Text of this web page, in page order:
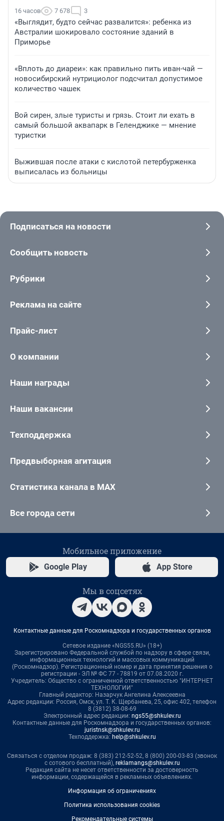
16 часов 7 678 3
«Выглядит, будто сейчас развалится»: ребенка из
Австралии шокировало состояние зданий в
Приморье
«Вплоть до диареи»: как правильно пить иван-чай —
новосибирский нутрициолог подсчитал допустимое
количество чашек
Вой сирен, злые туристы и грязь. Стоит ли ехать в
самый большой аквапарк в Геленджике — мнение
туристки
Выжившая после атаки с кислотой петербурженка
выписалась из больницы
Подписаться на новости
Сообщить новость
Рубрики
Реклама на сайте
Прайс-лист
О компании
Наши награды
Наши вакансии
Техподдержка
Предвыборная агитация
Статистика канала в MAX
Все города сети
Мобильное приложение
Google Play App Store
Мы в соцсетях
Контактные данные для Роскомнадзора и государственных органов
Сетевое издание «NGS55.RU» (18+)
Зарегистрировано Федеральной службой по надзору в сфере связи,
информационных технологий и массовых коммуникаций
(Роскомнадзор). Регистрационный номер и дата принятия решения о
регистрации - ЭЛ № ФС 77 - 78819 от 07.08.2020 г.
Учредитель: Общество с ограниченной ответственностью "ИНТЕРНЕТ
ТЕХНОЛОГИИ"
Главный редактор: Назарчук Ангелина Алексеевна
Адрес редакции: Россия, Омск, ул. Т. К. Щербанева, 25, офис 402, телефон
8 (3812) 38-08-69
Электронный адрес редакции: ngs55@shkulev.ru
Контактные данные для Роскомнадзора и государственных органов:
juristnsk@shkulev.ru
Техподдержка: help@shkulev.ru
Связаться с отделом продаж: 8 (383) 212-52-52, 8 (800) 200-03-83 (звонок
с сотового бесплатный), reklamangs@shkulev.ru
Редакция сайта не несет ответственности за достоверность
информации, содержащейся в рекламных объявлениях.
Информация об ограничениях
Политика использования cookies
Рекомендательные системы